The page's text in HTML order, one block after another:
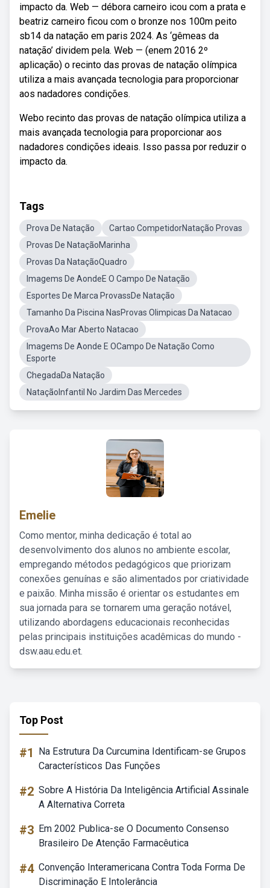
impacto da. Web — débora carneiro icou com a prata e
beatriz carneiro ficou com o bronze nos 100m peito
sb14 da natação em paris 2024. As ‘gêmeas da
natação’ dividem pela. Web — (enem 2016 2º
aplicação) o recinto das provas de natação olímpica
utiliza a mais avançada tecnologia para proporcionar
aos nadadores condições.
Webo recinto das provas de natação olímpica utiliza a
mais avançada tecnologia para proporcionar aos
nadadores condições ideais. Isso passa por reduzir o
impacto da.
Tags
Prova De Natação
Cartao CompetidorNatação Provas
Provas De NataçãoMarinha
Provas Da NataçãoQuadro
Imagems De AondeE O Campo De Natação
Esportes De Marca ProvassDe Natação
Tamanho Da Piscina NasProvas Olimpicas Da Natacao
ProvaAo Mar Aberto Natacao
Imagems De Aonde E OCampo De Natação Como
Esporte
ChegadaDa Natação
NataçãoInfantil No Jardim Das Mercedes
Emelie
Como mentor, minha dedicação é total ao
desenvolvimento dos alunos no ambiente escolar,
empregando métodos pedagógicos que priorizam
conexões genuínas e são alimentados por criatividade
e paixão. Minha missão é orientar os estudantes em
sua jornada para se tornarem uma geração notável,
utilizando abordagens educacionais reconhecidas
pelas principais instituições acadêmicas do mundo -
dsw.aau.edu.et.
Top Post
#1
Na Estrutura Da Curcumina Identificam-se Grupos
Característicos Das Funções
#2 Sobre A História Da Inteligência Artificial Assinale
A Alternativa Correta
#3 Em 2002 Publica-se O Documento Consenso
Brasileiro De Atenção Farmacêutica
#4 Convenção Interamericana Contra Toda Forma De
Discriminação E Intolerância